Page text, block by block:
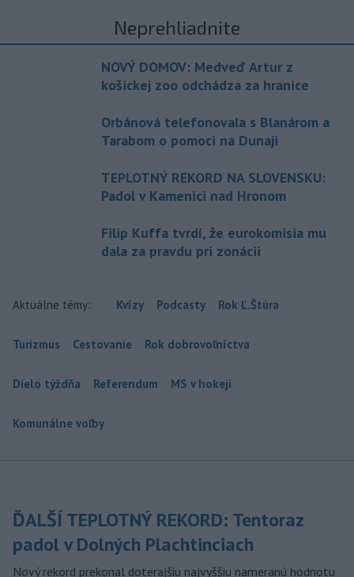
Neprehliadnite
NOVÝ DOMOV: Medveď Artur z
košickej zoo odchádza za hranice
Orbánová telefonovala s Blanárom a
Tarabom o pomoci na Dunaji
TEPLOTNÝ REKORD NA SLOVENSKU:
Padol v Kamenici nad Hronom
Filip Kuffa tvrdí, že eurokomisia mu
dala za pravdu pri zonácii
Aktuálne témy: Kvízy Podcasty Rok Ľ.Štúra
Turizmus Cestovanie Rok dobrovoľníctva
Dielo týždňa Referendum MS v hokeji
Komunálne voľby
ĎALŠÍ TEPLOTNÝ REKORD: Tentoraz
padol v Dolných Plachtinciach
Nový rekord prekonal doterajšiu najvyššiu nameranú hodnotu